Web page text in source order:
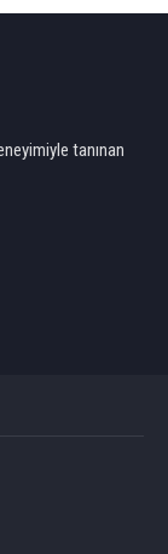
tanınan